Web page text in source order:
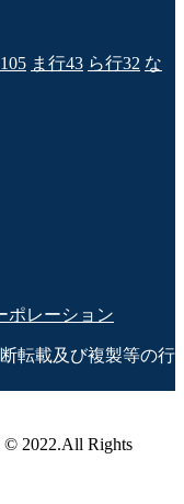
105 ま行43 ら行32 な
ポレーション
転載及び複製等の行
2022.All Rights